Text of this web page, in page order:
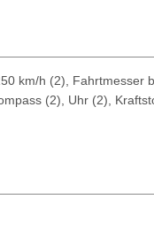
km/h (2),
(2), Uhr (2),